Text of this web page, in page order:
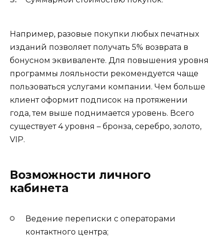
Например, разовые покупки любых печатных
изданий позволяет получать 5% возврата в
бонусном эквиваленте. Для повышения уровня
программы лояльности рекомендуется чаще
пользоваться услугами компании. Чем больше
клиент оформит подписок на протяжении
года, тем выше поднимается уровень. Всего
существует 4 уровня – бронза, серебро, золото,
VIP.
Возможности личного
кабинета
Ведение переписки с операторами
контактного центра;